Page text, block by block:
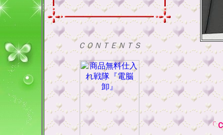
ＣＯＮＴＥＮＴＳ
「